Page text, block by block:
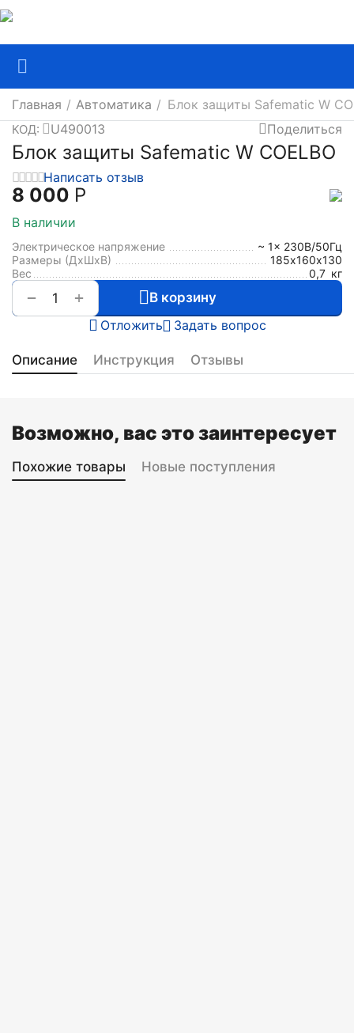
Главная / Автоматика / Блок защиты Safematic W
КОД: U490013 Поделиться
Блок защиты Safematic W COELBO
Написать отзыв
8 000 Р
В наличии
Электрическое напряжение
~ 1x 230В/50Гц
Размеры (ДхШxВ)
185х160х130
Вес
0,7 кг
+
−
В корзину
Отложить
Задать вопрос
Описание Инструкция Отзывы
Возможно, вас это заинтересует
Похожие товары Новые поступления